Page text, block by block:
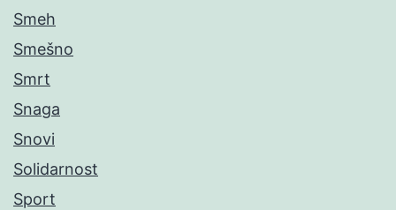
Smeh
Smešno
Smrt
Snaga
Snovi
Solidarnost
Sport